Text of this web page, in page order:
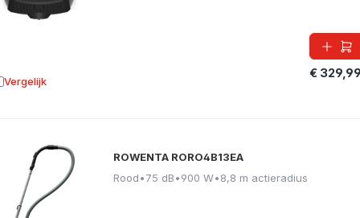
€
Vergelijk aan vergelijking
ROWENTA RORO4B13EA
Rood•75 dB•900 W•8,8 m actieradius